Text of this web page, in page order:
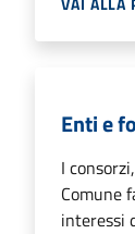
Enti e
I
Comune
interessi